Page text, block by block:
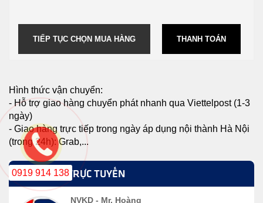
THANH TOÁN
TIẾP TỤC CHỌN MUA HÀNG
Hình thức vận chuyển:
- Hỗ trợ giao hàng chuyển phát nhanh qua Viettelpost (1-3
ngày)
- Giao hàng trực tiếp trong ngày áp dụng nội thành Hà Nội
(trong 24h): Grab,...
HỖ TRỢ TRỰC TUYẾN
NVKD - Mr. Hoàng
0919 914 138